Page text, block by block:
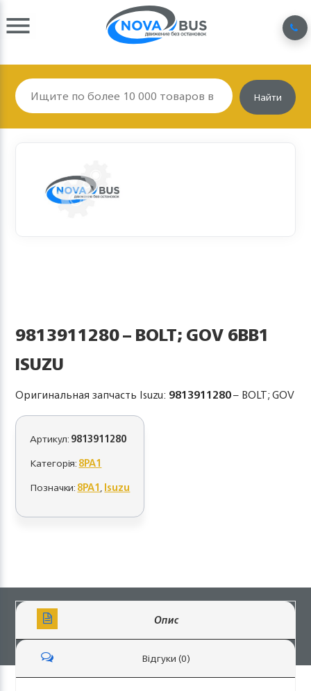
Найти
9813911280 – BOLT; GOV 6BB1
ISUZU
Оригинальная запчасть Isuzu: 9813911280– BOLT; GOV
Артикул:9813911280
Категорія:8PA1
Позначки:8PA1,Isuzu
Опис
Відгуки (0)